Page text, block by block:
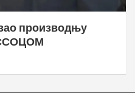
производњу